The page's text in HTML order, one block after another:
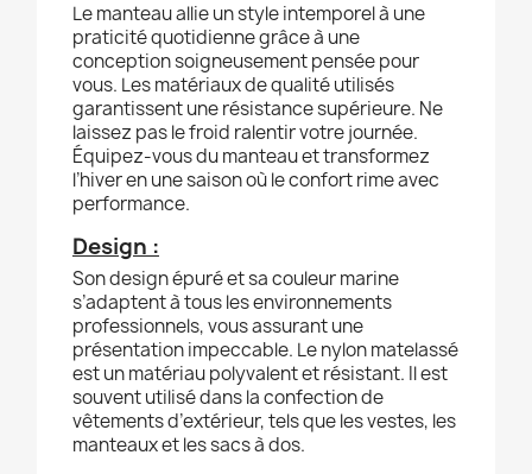
Le manteau allie un style intemporel à une
praticité quotidienne grâce à une
conception soigneusement pensée pour
vous. Les matériaux de qualité utilisés
garantissent une résistance supérieure. Ne
laissez pas le froid ralentir votre journée.
Équipez-vous du manteau et transformez
l’hiver en une saison où le confort rime avec
performance.
Design :
Son design épuré et sa couleur marine
s’adaptent à tous les environnements
professionnels, vous assurant une
présentation impeccable. Le nylon matelassé
est un matériau polyvalent et résistant. Il est
souvent utilisé dans la confection de
vêtements d’extérieur, tels que les vestes, les
manteaux et les sacs à dos.